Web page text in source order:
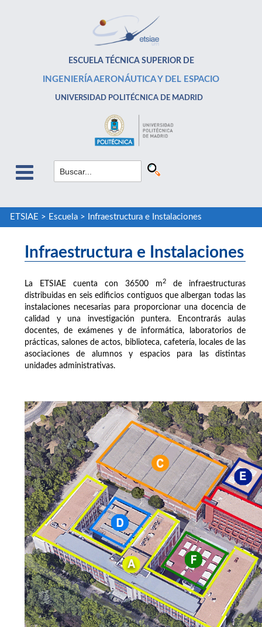
ESCUELA TÉCNICA SUPERIOR DE
INGENIERÍA AERONÁUTICA Y DEL ESPACIO
UNIVERSIDAD POLITÉCNICA DE MADRID
ETSIAE > Escuela> Infraestructura e Instalaciones
Infraestructura e Instalaciones
La ETSIAE cuenta con 36500 m2
de infraestructuras
distribuidas en seis edificios contiguos que albergan todas las
instalaciones necesarias para proporcionar una docencia de
calidad y una investigación puntera. Encontrarás aulas
docentes, de exámenes y de informática, laboratorios de
prácticas, salones de actos, biblioteca, cafetería, locales de las
asociaciones de alumnos y espacios para las distintas
unidades administrativas.